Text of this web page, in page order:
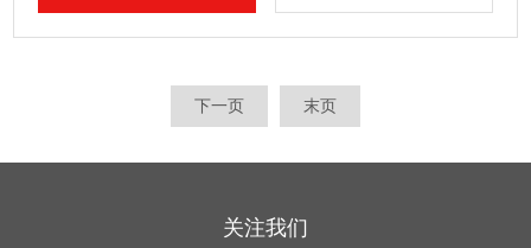
下一页 末页
关注我们